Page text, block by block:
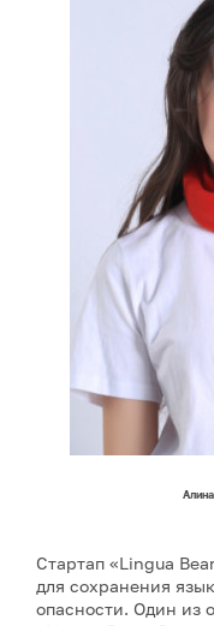
Стартап «Lingua
для сохранения
опасности. Один из